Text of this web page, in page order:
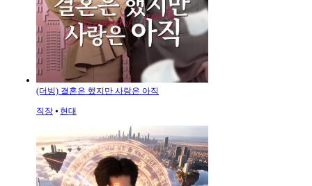
(더빙) 결혼은 했지만 사랑은 아직
직장 ⦁ 현대